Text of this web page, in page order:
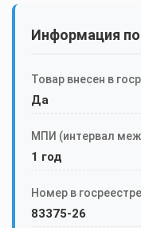
Информация по
Товар внесен в
Да
МПИ (интервал
1 год
Номер в
83375-26